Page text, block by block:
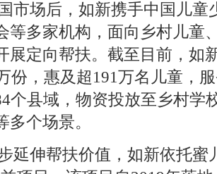
市场后，如新携手中国儿童
等多家机构，面向乡村儿童
展定向帮扶。截至目前，如
份，惠及超191万名儿童，
个县域，物资投放至乡村学
多个场景。
延伸帮扶价值，如新依托蜜